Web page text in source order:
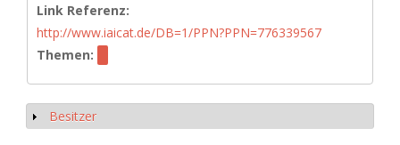
Link Referenz:
http://www.iaicat.de/DB=1/PPN?PPN=776339567
Themen:
Anzeigen
Besitzer